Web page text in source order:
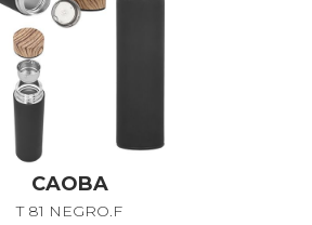
CAOBA
T 81 NEGRO.F